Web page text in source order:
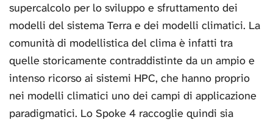
supercalcolo per lo sviluppo e sfruttamento dei
modelli del sistema Terra e dei modelli climatici. La
comunità di modellistica del clima è infatti tra
quelle storicamente contraddistinte da un ampio e
intenso ricorso ai sistemi HPC, che hanno proprio
nei modelli climatici uno dei campi di applicazione
paradigmatici. Lo Spoke 4 raccoglie quindi sia